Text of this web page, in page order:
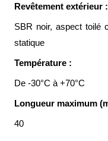
Véhicules
Nucléaire
/
PMUC
Viticulture
Chimie
Pétrochimie
Revêtement extérieur :
SBR noir, aspect toilé
statique
Température :
De -30°C à +70°C
Longueur maximum
40